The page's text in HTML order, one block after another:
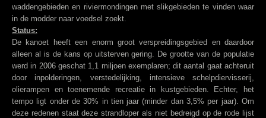
waddengebieden en riviermondingen met slikgebieden te vinden waar
in de modder naar voedsel zoekt.
Status:
De kanoet heeft een enorm groot verspreidingsgebied en daardoor
alleen al is de kans op uitsterven gering. De grootte van de populatie
werd in 2006 geschat 1,1 miljoen exemplaren; dit aantal gaat achteruit
door inpolderingen, verstedelijking, intensieve schelpdiervisserij,
olierampen en toenemende recreatie in kustgebieden. Echter, het
tempo ligt onder de 30% in tien jaar (minder dan 3,5% per jaar). Om
deze redenen staat deze strandloper als niet bedreigd op de rode lijst